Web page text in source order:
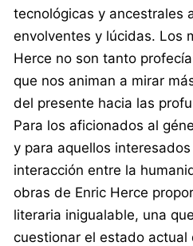
tecnológicas y ancestrales
envolventes y lúcidas. Los
Herce no son tanto
que nos animan a mirar
del presente hacia las
Para los aficionados al
y para aquellos
interacción entre la
obras de Enric Herce
literaria inigualable, una
cuestionar el estado actual